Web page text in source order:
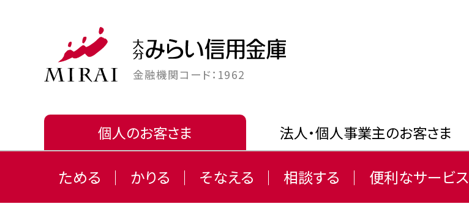
金融機関コード：1962
個人のお客さま
ためる かりる そなえる 相談する 便利なサービス
法人・個人事業主のお客さま